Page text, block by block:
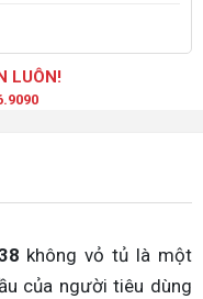
LUÔN!
không vỏ tủ là một
của người tiêu dùng